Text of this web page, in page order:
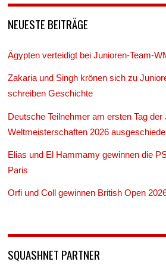
NEUESTE BEITRÄGE
Ägypten verteidigt bei Junioren-Team-
Zakaria und Singh krönen sich zu
schreiben Geschichte
Deutsche Teilnehmer am ersten Tag der
Weltmeisterschaften 2026
Elias und El Hammamy gewinnen die
Paris
Orfi und Coll gewinnen British Open
SQUASHNET PARTNER